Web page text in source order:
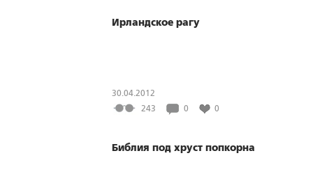
Ирландское рагу
30.04.2012
243
0 0
Библия под хруст попкорна